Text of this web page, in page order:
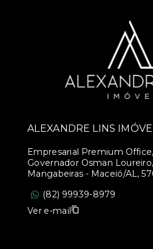
ALEXANDRE LINS
Empresarial Premium
Governador Osman
Mangabeiras - Maceió/AL,
(82) 99939-8979
Ver e-mail